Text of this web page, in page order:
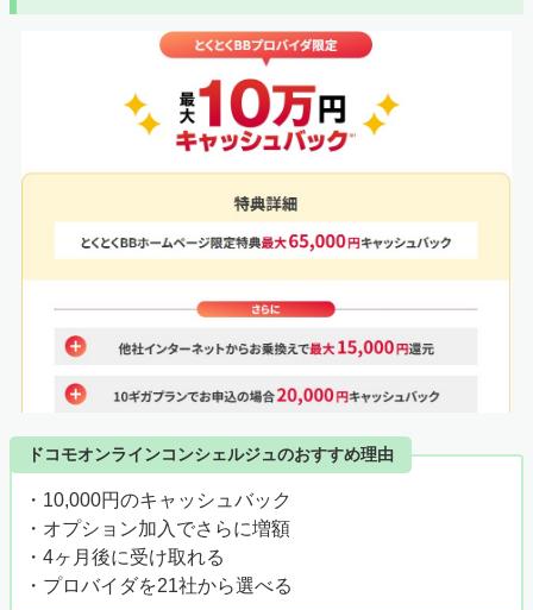
ボタンを押すと簡単なアンケートへの回答が求められま
す。該当する内容を選択して「次に進む」を選択してくだ
続いて、申し込みに必要な個人情報・連絡希望日を入力し
ます。必須項目は「氏名」「電話番号」「連絡希望日時」
の3点です。
ドコモオンラインコンシェルジュのおすすめ理由
・10,000円のキャッシュバック
・オプション加入でさらに増額
・4ヶ月後に受け取れる
・プロバイダを21社から選べる